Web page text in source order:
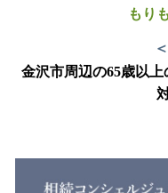
もり
金沢市周辺の65歳以